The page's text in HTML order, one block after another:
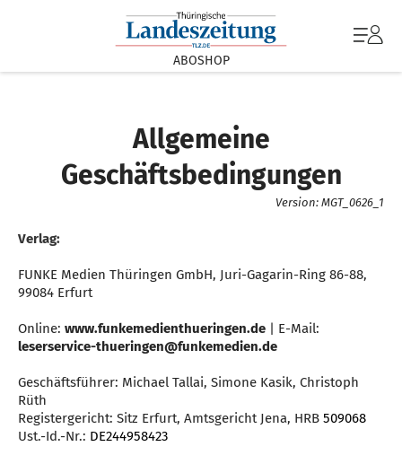
ABOSHOP
Allgemeine
Geschäftsbedingungen
Version: MGT_0626_1
Verlag:
FUNKE Medien Thüringen GmbH, Juri-Gagarin-Ring 86-88,
99084 Erfurt
Online: www.funkemedienthueringen.de | E-Mail:
leserservice-thueringen@funkemedien.de
Geschäftsführer: Michael Tallai, Simone Kasik, Christoph
Rüth
Registergericht: Sitz Erfurt, Amtsgericht Jena, HRB 509068
Ust.-Id.-Nr.: DE244958423